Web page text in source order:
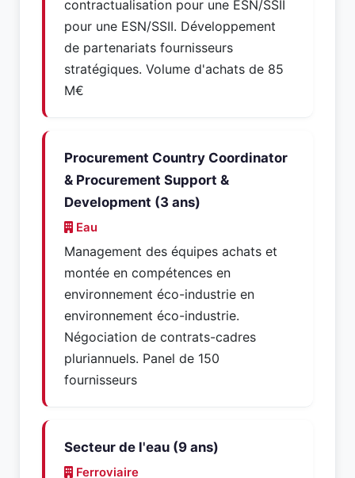
contractualisation pour une ESN/SSII
pour une ESN/SSII. Développement
de partenariats fournisseurs
stratégiques. Volume d'achats de 85
M€
Procurement Country Coordinator
& Procurement Support &
Development (3 ans)
Eau
Management des équipes achats et
montée en compétences en
environnement éco-industrie en
environnement éco-industrie.
Négociation de contrats-cadres
pluriannuels. Panel de 150
fournisseurs
Secteur de l'eau (9 ans)
Ferroviaire